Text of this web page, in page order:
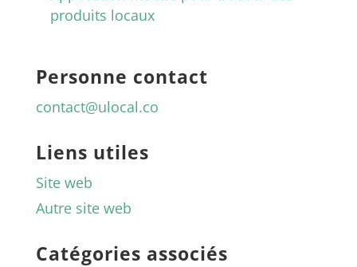
produits locaux
Personne contact
contact@ulocal.co
Liens utiles
Site web
Autre site web
Catégories associés